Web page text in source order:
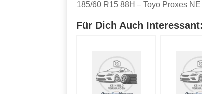
185/60 R15 88H – Toyo Proxes NE
Für Dich Auch Interessant: